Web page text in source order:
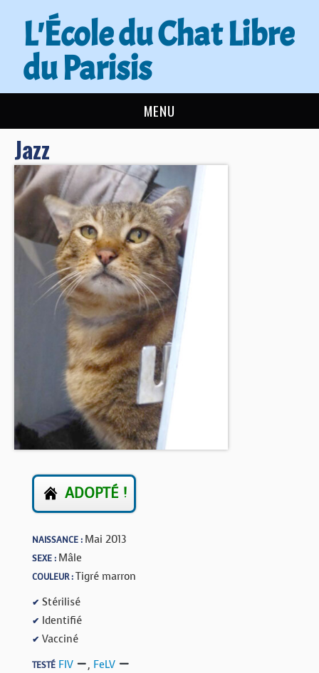
L'École du Chat Libre
du Parisis
MENU
L’ÉCOLE DU CHAT
ACTUALITÉS
ADOPTER
NOUS AIDER
CONTACT
Jazz
ADOPTÉ !
NAISSANCE : Mai 2013
SEXE : Mâle
COULEUR :Tigré marron
✔ Stérilisé
✔ Identifié
✔ Vacciné
TESTÉ FIV , FeLV